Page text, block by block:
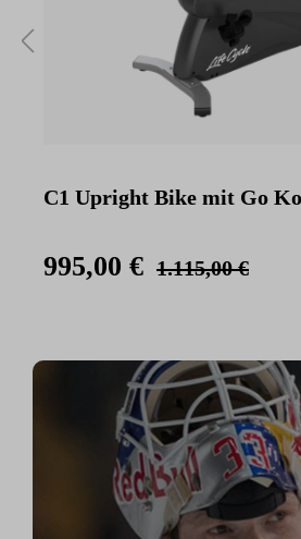
C1 Upright Bike mit Go
995,00 € 1.115,00 €